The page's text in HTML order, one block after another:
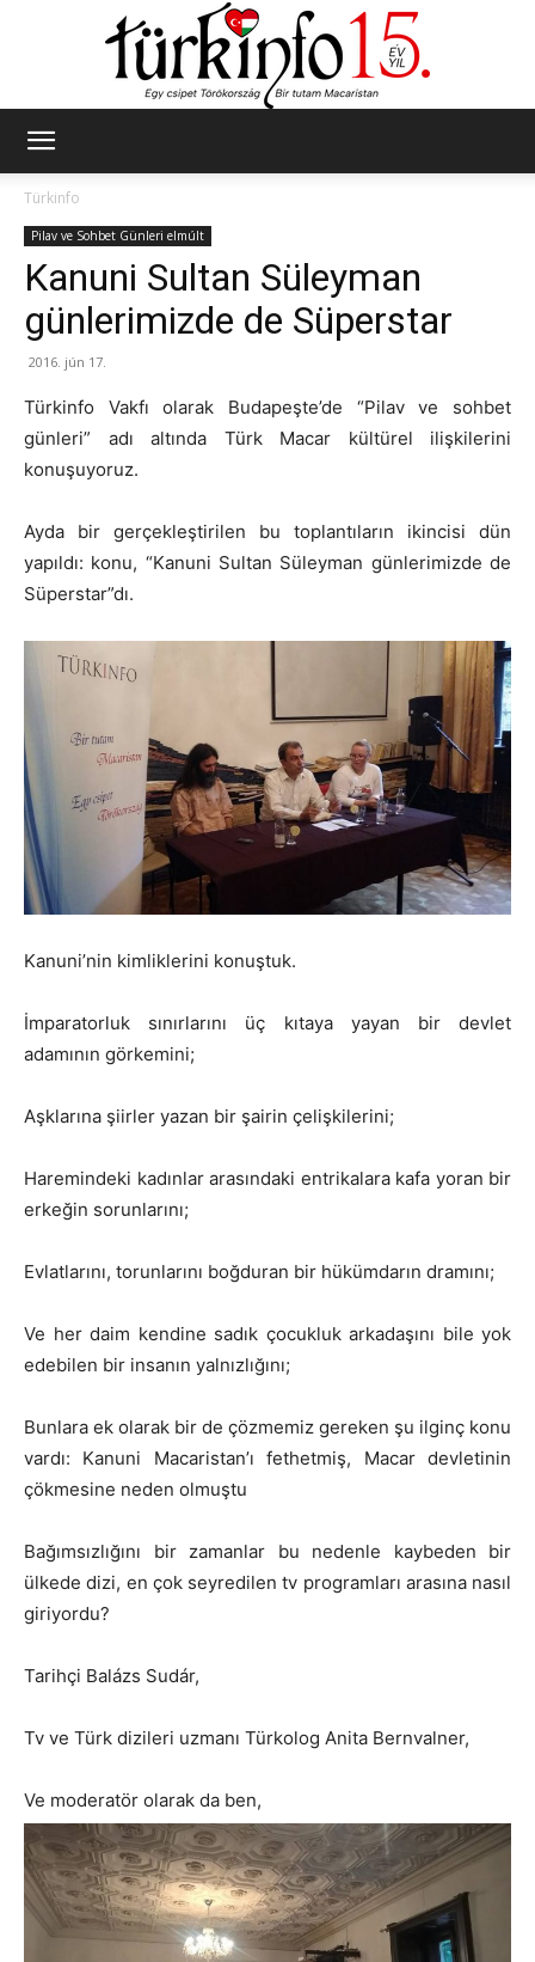
Türkinfo
Pilav ve Sohbet Günleri elmúlt
Kanuni Sultan Süleyman
günlerimizde de Süperstar
2016. jún 17.
Türkinfo Vakfı olarak Budapeşte’de “Pilav ve sohbet
günleri” adı altında Türk Macar kültürel ilişkilerini
konuşuyoruz.
Ayda bir gerçekleştirilen bu toplantıların ikincisi dün
yapıldı: konu, “Kanuni Sultan Süleyman günlerimizde de
Süperstar”dı.
Kanuni’nin kimliklerini konuştuk.
İmparatorluk sınırlarını üç kıtaya yayan bir devlet
adamının görkemini;
Aşklarına şiirler yazan bir şairin çelişkilerini;
Haremindeki kadınlar arasındaki entrikalara kafa yoran bir
erkeğin sorunlarını;
Evlatlarını, torunlarını boğduran bir hükümdarın dramını;
Ve her daim kendine sadık çocukluk arkadaşını bile yok
edebilen bir insanın yalnızlığını;
Bunlara ek olarak bir de çözmemiz gereken şu ilginç konu
vardı: Kanuni Macaristan’ı fethetmiş, Macar devletinin
çökmesine neden olmuştu
Bağımsızlığını bir zamanlar bu nedenle kaybeden bir
ülkede dizi, en çok seyredilen tv programları arasına nasıl
giriyordu?
Tarihçi Balázs Sudár,
Tv ve Türk dizileri uzmanı Türkolog Anita Bernvalner,
Ve moderatör olarak da ben,